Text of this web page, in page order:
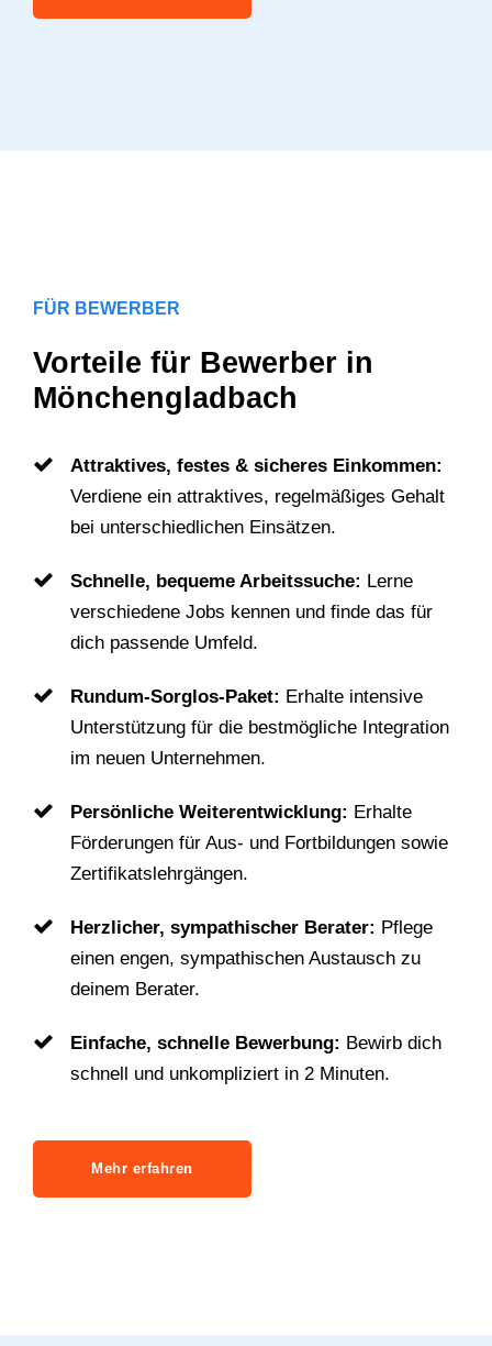
FÜR BEWERBER
Vorteile für Bewerber in
Mönchengladbach
Attraktives, festes & sicheres Einkommen:
Verdiene ein attraktives, regelmäßiges Gehalt
bei unterschiedlichen Einsätzen.
Schnelle, bequeme Arbeitssuche: Lerne
verschiedene Jobs kennen und finde das für
dich passende Umfeld.
Rundum-Sorglos-Paket: Erhalte intensive
Unterstützung für die bestmögliche Integration
im neuen Unternehmen.
Persönliche Weiterentwicklung: Erhalte
Förderungen für Aus- und Fortbildungen sowie
Zertifikatslehrgängen.
Herzlicher, sympathischer Berater: Pflege
einen engen, sympathischen Austausch zu
deinem Berater.
Einfache, schnelle Bewerbung: Bewirb dich
schnell und unkompliziert in 2 Minuten.
Mehr erfahren